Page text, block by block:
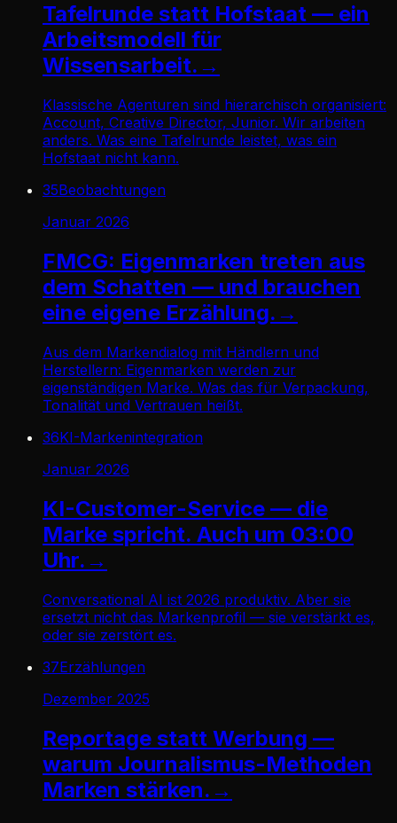
Tafelrunde statt Hofstaat — ein
Arbeitsmodell für
Wissensarbeit. →
Klassische Agenturen sind hierarchisch organisiert:
Account, Creative Director, Junior. Wir arbeiten
anders. Was eine Tafelrunde leistet, was ein
Hofstaat nicht kann.
35Beobachtungen
Januar 2026
FMCG: Eigenmarken treten aus
dem Schatten — und brauchen
eine eigene Erzählung. →
Aus dem Markendialog mit Händlern und
Herstellern: Eigenmarken werden zur
eigenständigen Marke. Was das für Verpackung,
Tonalität und Vertrauen heißt.
36KI-Markenintegration
Januar 2026
KI-Customer-Service — die
Marke spricht. Auch um 03:00
Uhr. →
Conversational AI ist 2026 produktiv. Aber sie
ersetzt nicht das Markenprofil — sie verstärkt es,
oder sie zerstört es.
37Erzählungen
Dezember 2025
Reportage statt Werbung —
warum Journalismus-Methoden
Marken stärken. →